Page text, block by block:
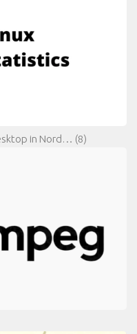
in Nord… (8)